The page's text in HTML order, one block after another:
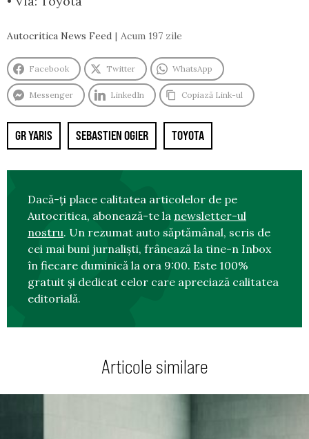
Autocritica News Feed Acum 197 zile
Facebook Twitter WhatsApp
Messenger LinkedIn Copiază Link-ul
GR YARIS SEBASTIEN OGIER TOYOTA
Dacă-ți place calitatea articolelor de pe
Autocritica, abonează-te la newsletter-ul
nostru. Un rezumat auto săptămânal, scris de
cei mai buni jurnaliști, frânează la tine-n Inbox
în fiecare duminică la ora 9:00. Este 100%
gratuit și dedicat celor care apreciază calitatea
editorială.
Articole similare